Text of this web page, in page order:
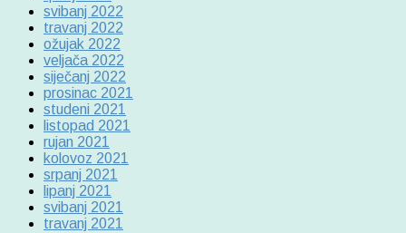
svibanj 2022
travanj 2022
ožujak 2022
veljača 2022
siječanj 2022
prosinac 2021
studeni 2021
listopad 2021
rujan 2021
kolovoz 2021
srpanj 2021
lipanj 2021
svibanj 2021
travanj 2021